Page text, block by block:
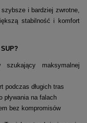
i bardziej zwrotne,
stabilność i komfort
szukający maksymalnej
podczas długich tras
na falach
bez kompromisów